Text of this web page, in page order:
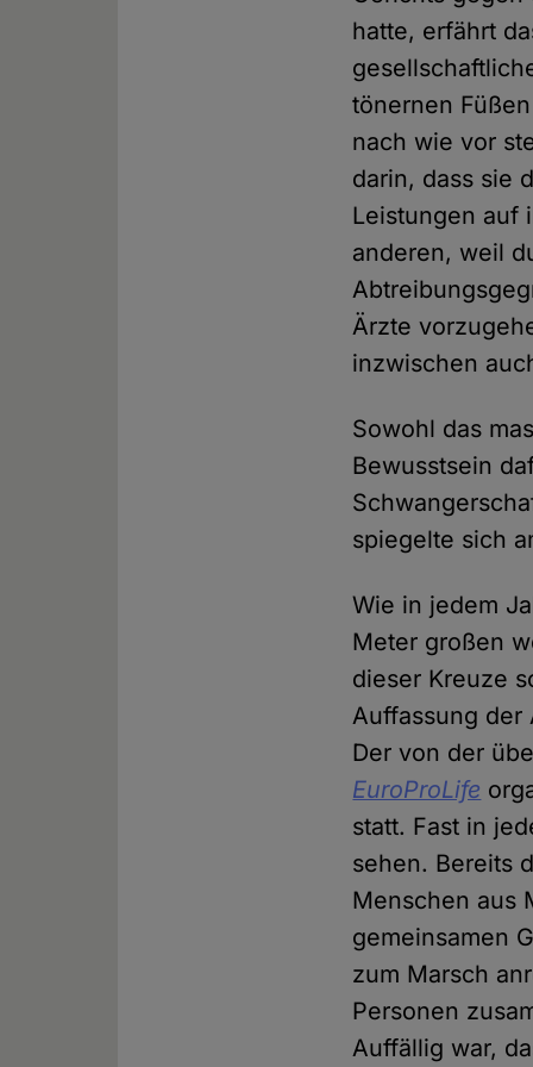
hatte, erfährt
tönernen
nach wie vor
darin, dass sie
Leistungen auf
anderen, weil
Ärzte
inzwischen
Sowohl das
Bewusstsein
spiegelte sich
Wie in jedem
Meter großen
dieser Kreuze
Auffassung der
Der von der
EuroProLife
statt. Fast in
sehen. Bereits
Menschen aus
gemeinsamen
zum Marsch
Personen
Auffällig war,